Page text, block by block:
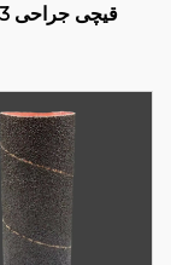
قیچی جراحی 719G3